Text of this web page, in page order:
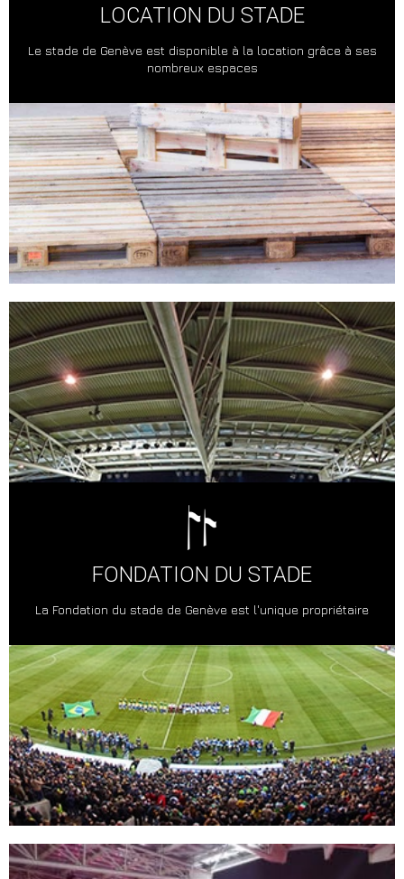
LOCATION DU STADE
Le stade de Genève est disponible à la location grâce à ses
nombreux espaces
FONDATION DU STADE
La Fondation du stade de Genève est l'unique propriétaire